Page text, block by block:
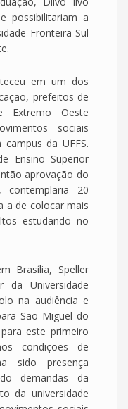
possibilitariam a
Fronteira Sul
em um dos
prefeitos de
Oeste
sociais
da UFFS.
Ensino Superior
aprovação do
contemplaria 20
a de colocar mais
estudando no
Brasília, Speller
Universidade
na audiência e
São Miguel do
este primeiro
condições de
sido presença
demandas da
da universidade